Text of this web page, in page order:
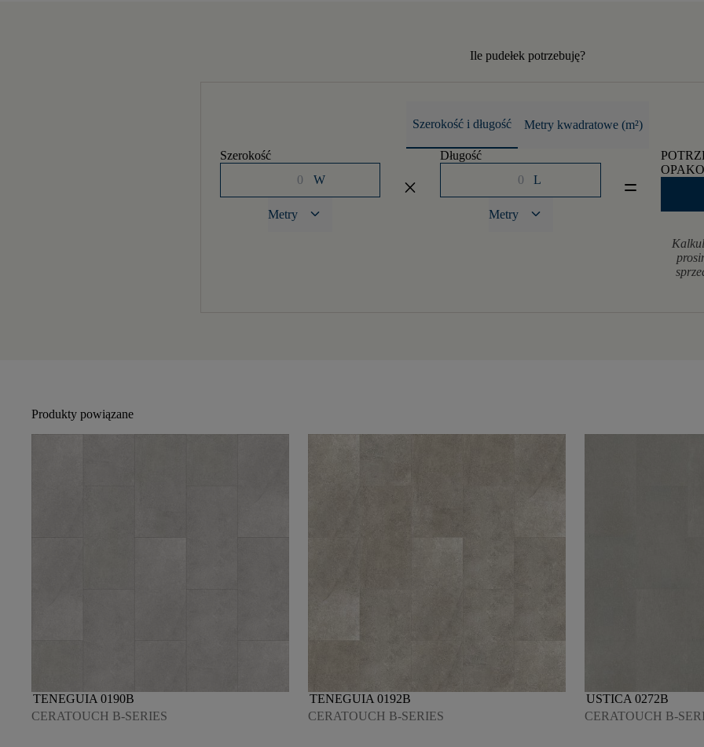
Ile pudełek potrzebuję?
Szerokość i długość Metry kwadratowe (m²)
Szerokość
W
Metry keyboard_arrow_down
close
Długość
L
Metry keyboard_arrow_down
equal
Produkty powiązane
TENEGUIA 0190B
CERATOUCH B-SERIES
TENEGUIA 0192B
CERATOUCH B-SERIES
USTICA 0272B
CERATOUCH B-